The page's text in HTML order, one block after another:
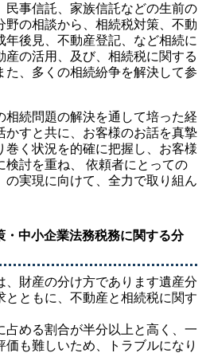
民事信託、家族信託などの生前の
野の相談から、相続税対策、不動
年後見、不動産登記、など相続に
産の活用、及び、相続税に関する
た、多くの相続紛争を解決して参
相続問題の解決を通して培った経
かすと共に、お客様のお話を真摯
巻く状況を的確に把握し、お客様
検討を重ね、 依頼者にとっての
の実現に向けて、全力で取り組ん
・中小企業法務税務に関する分
、財産の分け方であります遺産分
とともに、不動産と相続税に関す
占める割合が半分以上と高く、一
価も難しいため、トラブルになり